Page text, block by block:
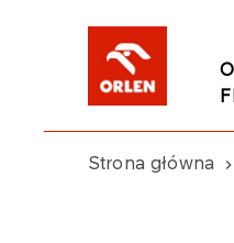
O
Strona główna